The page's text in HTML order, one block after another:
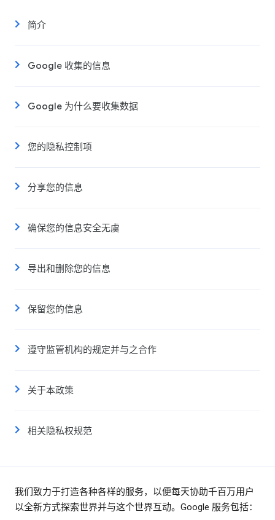
简介
Google 收集的信息
Google 为什么要收集数据
您的隐私控制项
分享您的信息
确保您的信息安全无虞
导出和删除您的信息
保留您的信息
遵守监管机构的规定并与之合作
关于本政策
相关隐私权规范
我们致力于打造各种各样的服务，以便每天协助千百万用户
以全新方式探索世界并与这个世界互动。Google 服务包括：